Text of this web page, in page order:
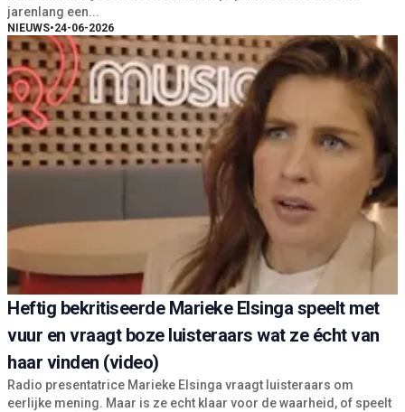
jarenlang een...
NIEUWS•24-06-2026
Heftig bekritiseerde Marieke Elsinga speelt met
vuur en vraagt boze luisteraars wat ze écht van
haar vinden (video)
Radio presentatrice Marieke Elsinga vraagt luisteraars om
eerlijke mening. Maar is ze echt klaar voor de waarheid, of speelt